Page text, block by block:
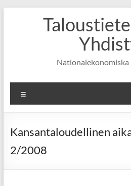
Nationalekonomiska
Kansantaloudellinen
2/2008